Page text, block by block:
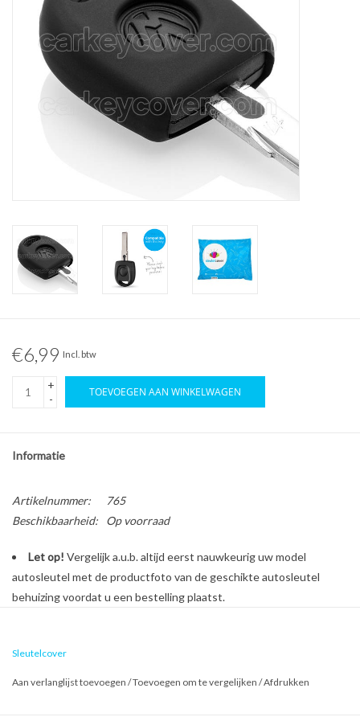
€6,99 Incl. btw
+
-
TOEVOEGEN AAN WINKELWAGEN
Informatie
Artikelnummer:
765
Beschikbaarheid:
Op voorraad
Let op! Vergelijk a.u.b. altijd eerst nauwkeurig uw model
autosleutel met de productfoto van de geschikte autosleutel
behuizing voordat u een bestelling plaatst.
Bescherm en personaliseer uw autosleutel met een stijlvol
Sleutelcover
Aan verlanglijst toevoegen /Toevoegen om te vergelijken /Afdrukken